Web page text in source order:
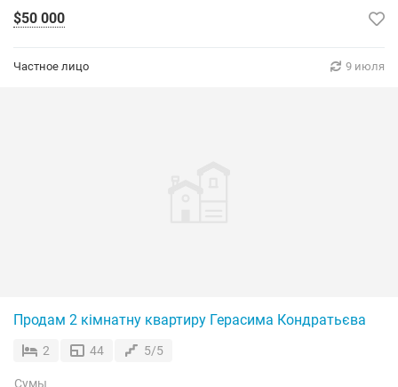
$50 000
Частное лицо 9 июля
Продам 2 кімнатну квартиру Герасима Кондратьєва
2 44 5/5
Сумы